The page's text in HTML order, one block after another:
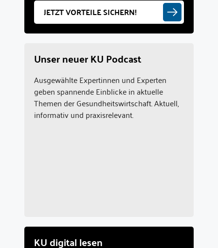
JETZT VORTEILE SICHERN!
Unser neuer KU Podcast
Ausgewählte Expertinnen und Experten
geben spannende Einblicke in aktuelle
Themen der Gesundheitswirtschaft. Aktuell,
informativ und praxisrelevant.
KU digital lesen